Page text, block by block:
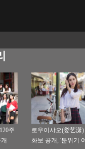
주
로우이샤오(娄艺潇)
화보 공개, '분위기